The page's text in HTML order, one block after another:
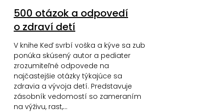
500 otázok a odpovedí
o zdraví detí
V knihe Keď svrbí voška a kýve sa zub
ponúka skúsený autor a pediater
zrozumiteľné odpovede na
najčastejšie otázky týkajúce sa
zdravia a vývoja detí. Predstavuje
zásobník vedomostí so zameraním
na výživu, rast,…